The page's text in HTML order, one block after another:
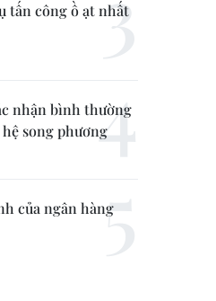
tấn công ồ ạt nhất
nhận bình thường
song phương
của ngân hàng